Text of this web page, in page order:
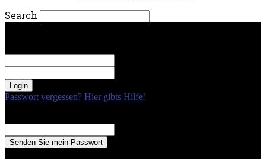
Search
Passwort vergessen? Hier gibts Hilfe!